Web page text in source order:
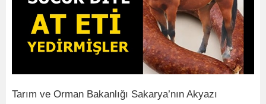
Tarım ve Orman Bakanlığı Sakarya’nın Akyazı